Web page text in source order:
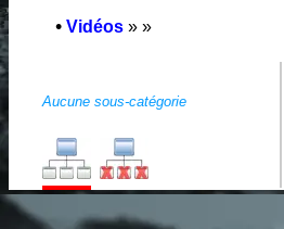
• Vidéos» »
Aucune sous-catégorie